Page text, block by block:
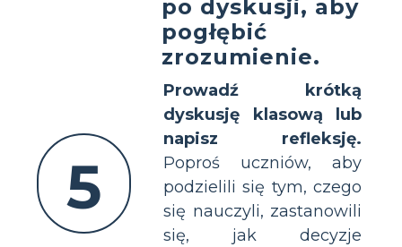
5
po dyskusji, aby
pogłębić
zrozumienie.
Prowadź krótką
dyskusję klasową lub
napisz refleksję.
Poproś uczniów, aby
podzielili się tym, czego
się nauczyli, zastanowili
się, jak decyzje